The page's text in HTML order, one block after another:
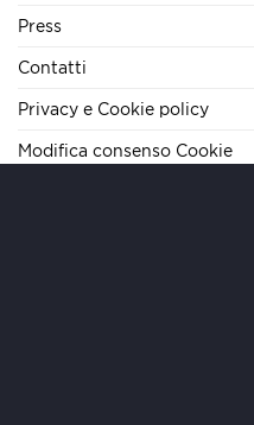
Press
Contatti
Privacy e Cookie policy
Modifica consenso Cookie